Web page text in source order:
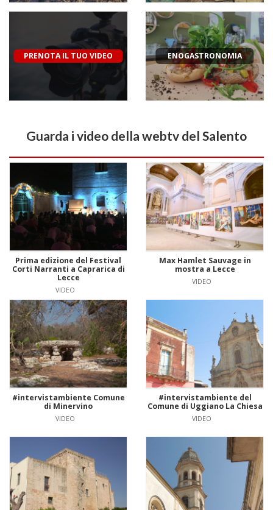
PRENOTA IL TUO VIDEO ENOGASTRONOMIA
Guarda i video della webtv del Salento
Prima edizione del Festival
Corti Narranti a Caprarica di
Lecce
VIDEO
Max Hamlet Sauvage in
mostra a Lecce
VIDEO
#intervistambiente Comune
di Minervino
VIDEO
#intervistambiente del
Comune di Uggiano La Chiesa
VIDEO